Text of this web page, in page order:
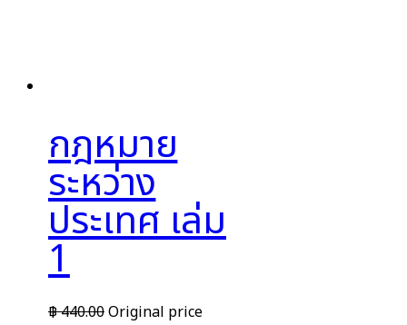
กฎหมาย
ระหว่าง
ประเทศ เล่ม
1
฿440.00Original price